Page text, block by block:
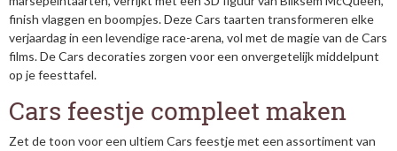
finish vlaggen en boompjes. Deze Cars taarten transformeren elke
verjaardag in een levendige race-arena, vol met de magie van de Cars
films. De Cars decoraties zorgen voor een onvergetelijk middelpunt
op je feesttafel.
Cars feestje compleet maken
Zet de toon voor een ultiem Cars feestje met een assortiment van